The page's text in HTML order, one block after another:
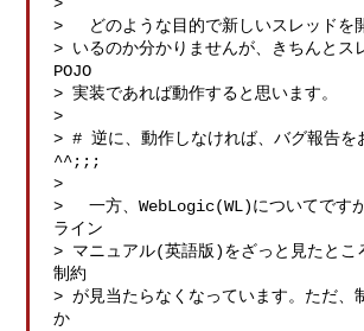
> 　どのような目的で新しいスレッドを
> いるのか分かりませんが、きちんとス
POJO
> 実装であれば動作すると思います。
>
> # 逆に、動作しなければ、バグ報告を
^^;;;
>
> 　一方、WebLogic(WL)についてです
ライン
> マニュアル(英語版)をざっと見たとこ
制約
> が見当たらなくなっています。ただ、
か